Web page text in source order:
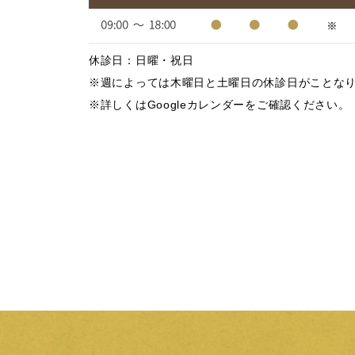
休診日：日曜・祝日
※週によっては木曜日と土曜日の休診日がことな
※詳しくはGoogleカレンダーをご確認ください。